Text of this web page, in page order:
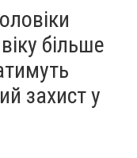
більше
захист у